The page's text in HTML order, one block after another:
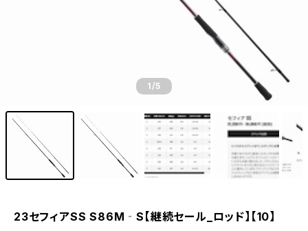
1/5
23セフィアSS S86M‐S【継続セール_ロッド】【10】